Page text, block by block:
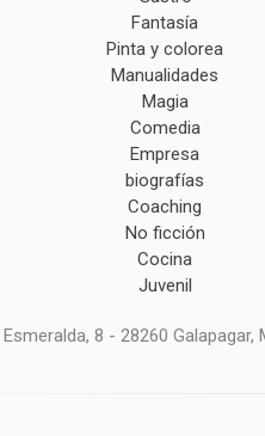
Fantasía
Pinta y colorea
Manualidades
Magia
Comedia
Empresa
biografías
Coaching
No ficción
Cocina
Juvenil
Esmeralda, 8 - 28260